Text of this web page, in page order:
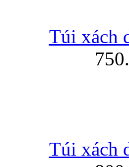
Túi xách
Túi xách